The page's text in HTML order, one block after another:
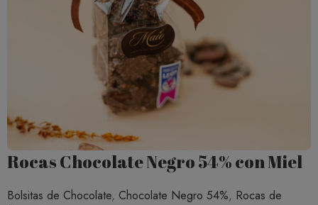
Rocas Chocolate Negro 54% con Miel
Bolsitas de Chocolate, Chocolate Negro 54%, Rocas de